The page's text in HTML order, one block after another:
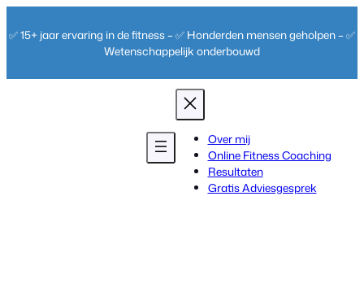
naar
✅ 15+ jaar ervaring in de fitness – ✅ Honderden mensen geholpen – ✅
Wetenschappelijk onderbouwd
Over mij
Online Fitness Coaching
Resultaten
Gratis Adviesgesprek